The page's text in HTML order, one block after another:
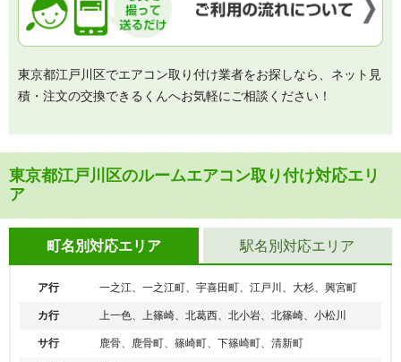
東京都江戸川区でエアコン取り付け業者をお探しなら、ネット見
積・注文の交換できるくんへお気軽にご相談ください！
東京都江戸川区のルームエアコン取り付け対応エリ
ア
町名別対応エリア
ア行 一之江、一之江町、宇喜田町、江戸川、大杉、興宮町
カ行 上一色、上篠崎、北葛西、北小岩、北篠崎、小松川
サ行 鹿骨、鹿骨町、篠崎町、下篠崎町、清新町
駅名別対応エリア